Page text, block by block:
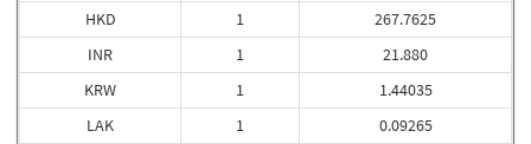
HKD
INR
KRW
LAK
1
1
1
1
267.7625
21.880
1.44035
0.09265